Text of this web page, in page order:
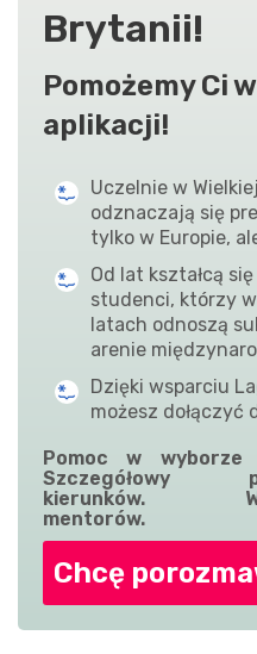
Brytanii!
Pomożemy Ci
aplikacji!
Uczelnie w
odznaczają się
tylko w Europie,
Od lat kształcą
studenci, którzy
latach odnoszą
arenie
Dzięki wsparciu
możesz dołączyć
Pomoc w wyborze
Szczegółowy
kierunków.
mentorów.
Chcę